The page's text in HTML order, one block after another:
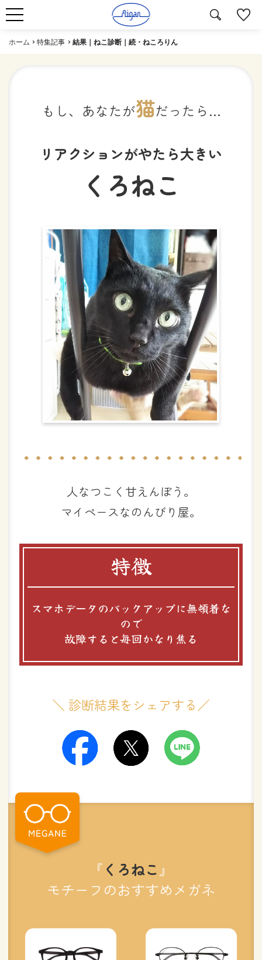
ホーム 特集記事 結果｜ねこ診断｜続・ねころりん
もし、あなたが猫だったら…
リアクションがやたら大きい
くろねこ
人なつこく甘えんぼう。
マイペースなのんびり屋。
特徴
スマホデータのバックアップに無頓着な
ので
故障すると毎回かなり焦る
＼ 診断結果をシェアする／
『 くろねこ』
モチーフのおすすめメガネ